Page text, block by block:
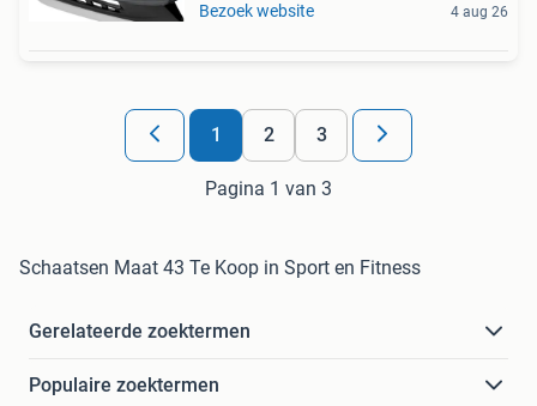
Bezoek website 4 aug 26
1 2 3
Pagina 1 van 3
Schaatsen Maat 43 Te Koop in Sport en Fitness
Gerelateerde zoektermen
Populaire zoektermen